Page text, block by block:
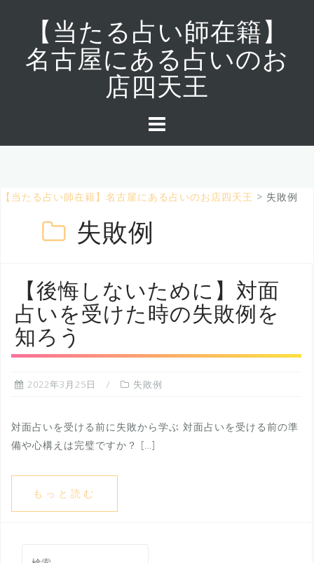
【当たる占い師在籍】
名古屋にある占いのお
店四天王
【当たる占い師在籍】名古屋にある占いのお店四天王 > 失敗例
失敗例
【後悔しないために】対面
占いを受けた時の失敗例を
知ろう
2022年3月25日 失敗例
対面占いを受ける前に失敗から学ぶ 対面占いを受ける前の準
備や心構えは完璧ですか？ […]
もっと読む